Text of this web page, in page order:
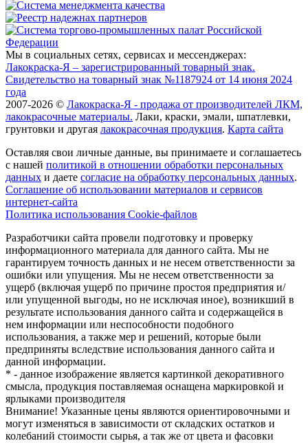
Мы в социальных сетях, сервисах и мессенджерах:
Лакокраска-Я – зарегистрированный товарный знак.
Свидетельство на товарный знак №1187924 от 14 июня 2024
года
2007-2026 © Лакокраска-Я - продажа от производителей ЛКМ,
лакокрасочные материалы. Лаки, краски, эмали, шпатлевки,
грунтовки и другая лакокрасочная продукция. Карта сайта
Оставляя свои личные данные, вы принимаете и соглашаетесь
с нашей политикой в отношении обработки персональных
данных и даете cогласие на обработку персональных данных.
Соглашение об использовании материалов и сервисов
интернет-сайта
Политика использования Cookie-файлов
Разработчики сайта провели подготовку и проверку
информационного материала для данного сайта. Мы не
гарантируем точность данных и не несем ответственности за
ошибки или упущения. Мы не несем ответственности за
ущерб (включая ущерб по причине простоя предприятия и/
или упущенной выгоды, но не исключая иное), возникший в
результате использования данного сайта и содержащейся в
нем информации или неспособности подобного
использования, а также мер и решений, которые были
предприняты вследствие использования данного сайта и
данной информации.
* - данное изображение является картинкой декоративного
смысла, продукция поставляемая оснащена маркировкой и
ярлыками производителя
Внимание! Указанные цены являются ориентировочными и
могут изменяться в зависимости от складских остатков и
колебаний стоимости сырья, а так же от цвета и фасовки